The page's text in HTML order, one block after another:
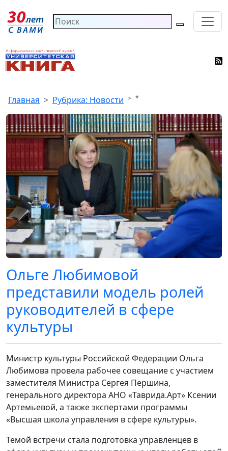
Главная Рубрика: Новости *
Ольге Любимовой
представили модель ролей
руководителей в сфере
культуры
Министр культуры Российской Федерации Ольга
Любимова провела рабочее совещание с участием
заместителя Министра Сергея Першина,
генерального директора АНО «Таврида.Арт» Ксении
Артемьевой, а также экспертами программы
«Высшая школа управления в сфере культуры».
Темой встречи стала подготовка управленцев в